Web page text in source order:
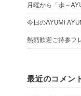
月曜から「歩～
今日のAYUMI
熱烈歓迎ご持参フ
最近のコメン